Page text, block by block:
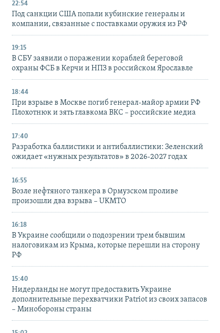
22:54
Под санкции США попали кубинские генералы и
компании, связанные с поставками оружия из РФ
19:15
В СБУ заявили о поражении кораблей береговой
охраны ФСБ в Керчи и НПЗ в российском Ярославле
18:44
При взрыве в Москве погиб генерал-майор армии РФ
Плохотнюк и зять главкома ВКС – российские медиа
17:40
Разработка баллистики и антибаллистики: Зеленский
ожидает «нужных результатов» в 2026-2027 годах
16:55
Возле нефтяного танкера в Ормузском проливе
произошли два взрыва – UKMTO
16:18
В Украине сообщили о подозрении трем бывшим
налоговикам из Крыма, которые перешли на сторону
РФ
15:40
Нидерланды не могут предоставить Украине
дополнительные перехватчики Patriot из своих запасов
– Минобороны страны